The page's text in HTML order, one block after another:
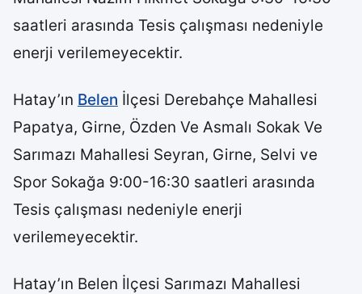
saatleri arasında Tesis çalışması nedeniyle
enerji verilemeyecektir.
Hatay’ın Belen İlçesi Derebahçe Mahallesi
Papatya, Girne, Özden Ve Asmalı Sokak Ve
Sarımazı Mahallesi Seyran, Girne, Selvi ve
Spor Sokağa 9:00-16:30 saatleri arasında
Tesis çalışması nedeniyle enerji
verilemeyecektir.
Hatay’ın Belen İlçesi Sarımazı Mahallesi